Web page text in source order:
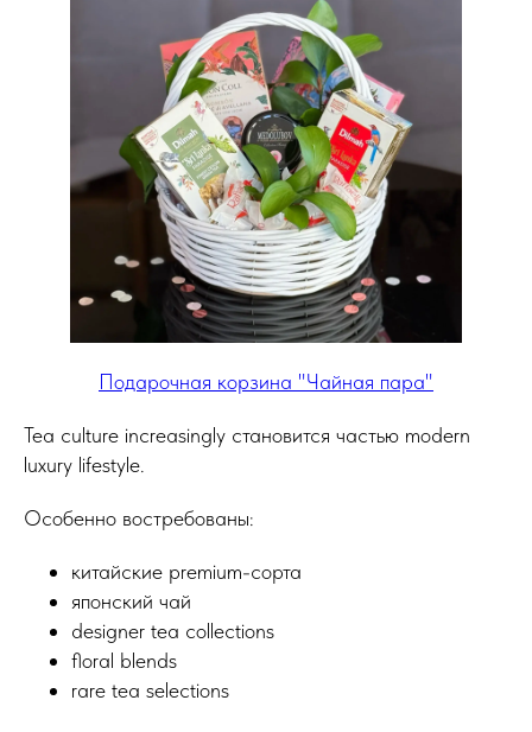
Подарочная корзина "Чайная пара"
Tea culture increasingly становится частью modern
luxury lifestyle.
Особенно востребованы:
китайские premium-сорта
японский чай
designer tea collections
floral blends
rare tea selections